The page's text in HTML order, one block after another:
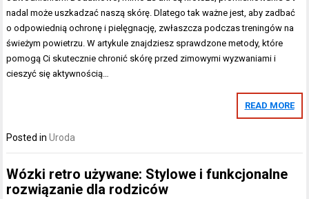
nadal może uszkadzać naszą skórę. Dlatego tak ważne jest, aby zadbać
o odpowiednią ochronę i pielęgnację, zwłaszcza podczas treningów na
świeżym powietrzu. W artykule znajdziesz sprawdzone metody, które
pomogą Ci skutecznie chronić skórę przed zimowymi wyzwaniami i
cieszyć się aktywnością…
READ MORE
Posted inUroda
Wózki retro używane: Stylowe i funkcjonalne
rozwiązanie dla rodziców